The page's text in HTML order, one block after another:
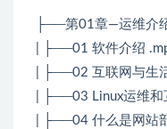
├──第01章—运维介
| ├──01 软件介绍
| ├──02 互联网与生
| ├──03 Linux运维
| ├──04 什么是网站